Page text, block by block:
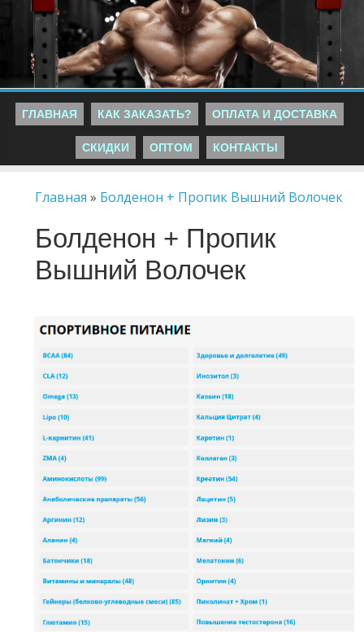
ГЛАВНАЯ КАК ЗАКАЗАТЬ? ОПЛАТА И ДОСТАВКА
СКИДКИ ОПТОМ КОНТАКТЫ
Главная » Болденон + Пропик Вышний Волочек
Болденон + Пропик
Вышний Волочек